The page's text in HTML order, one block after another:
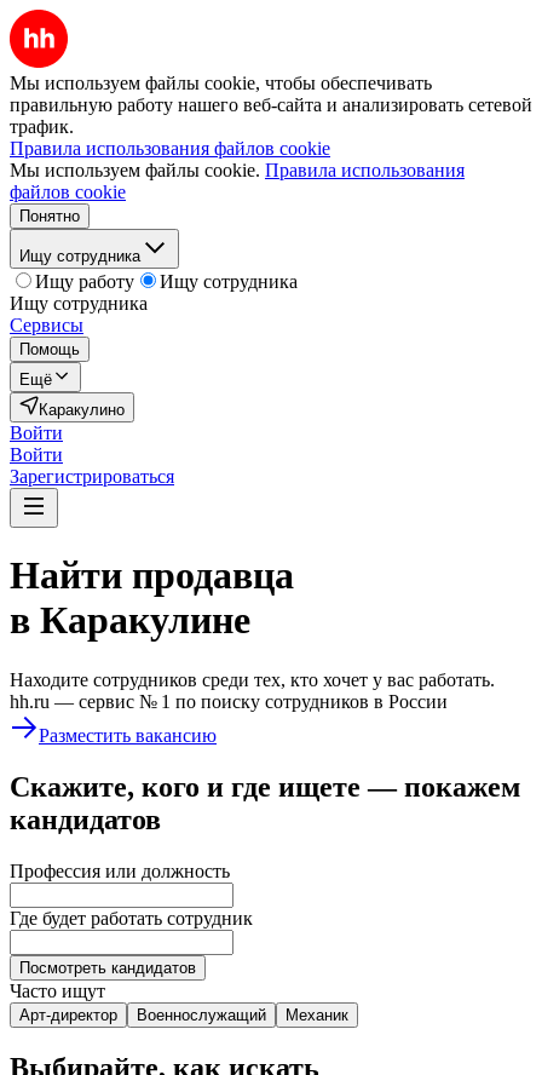
Мы используем файлы cookie, чтобы обеспечивать
правильную работу нашего веб-сайта и анализировать сетевой
трафик.
Правила использования файлов cookie
Мы используем файлы cookie. Правила использования
файлов cookie
Понятно
Ищу сотрудника
Ищу работу
Ищу сотрудника
Ищу сотрудника
Сервисы
Помощь
Ещё
Каракулино
Войти
Войти
Зарегистрироваться
Найти продавца
в Каракулине
Находите сотрудников среди тех, кто хочет у вас работать.
hh.ru — сервис № 1 по поиску сотрудников в России
Разместить вакансию
Скажите, кого и где ищете — покажем
кандидатов
Профессия или должность
Где будет работать сотрудник
Посмотреть кандидатов
Часто ищут
Арт-директор Военнослужащий Механик
Выбирайте, как искать